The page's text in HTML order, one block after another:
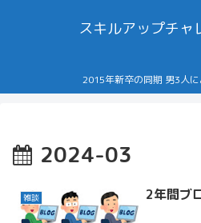
スキルアップチャ
2015年新卒の同期 男3人
2024-03
雑談 2年間ブ